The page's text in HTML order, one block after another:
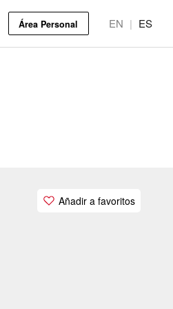
EN | ES
Área Personal
Añadir a favoritos